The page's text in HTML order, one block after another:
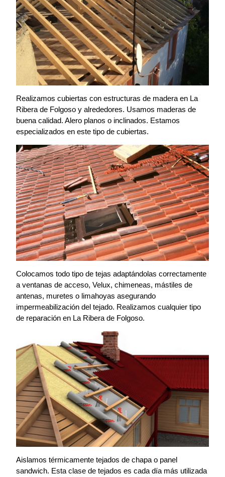
Realizamos cubiertas con estructuras de madera en La
Ribera de Folgoso y alrededores. Usamos maderas de
buena calidad. Alero planos o inclinados. Estamos
especializados en este tipo de cubiertas.
Colocamos todo tipo de tejas adaptándolas correctamente
a ventanas de acceso, Velux, chimeneas, mástiles de
antenas, muretes o limahoyas asegurando
impermeabilización del tejado. Realizamos cualquier tipo
de reparación en La Ribera de Folgoso.
Aislamos térmicamente tejados de chapa o panel
sandwich. Esta clase de tejados es cada día más utilizada